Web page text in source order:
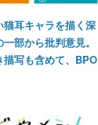
猫耳キャラを描く深
部から批判意見。
写も含めて、BPO